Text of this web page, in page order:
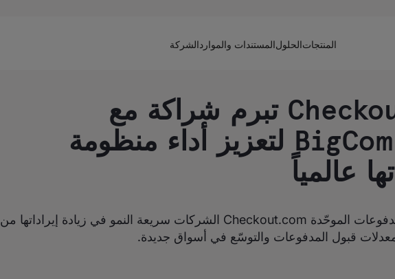
المنتجاتالحلولالمستندات والمواردالشركة
Checkout.com تبرم شراكة مع
BigCommerce لتعزيز أداء منظومة
عالمياً
تساعد منصّة المدفوعات الموحّدة Checkout.com الشركات سريعة النمو في زيادة إيراداتها من
قبول المدفوعات والتوسّع في أسواق جديدة.